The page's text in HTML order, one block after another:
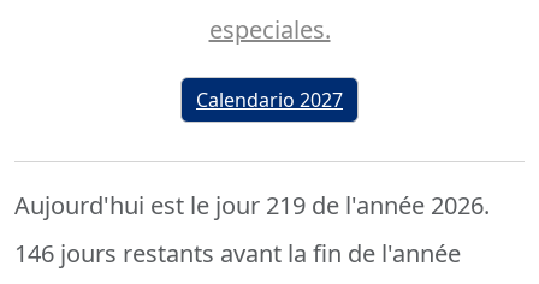
especiales.
Calendario 2027
Aujourd'hui est le jour 219 de l'année 2026.
146 jours restants avant la fin de l'année